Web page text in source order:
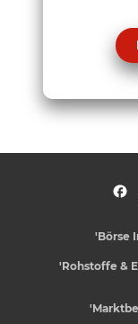
'Börse
'Rohstoffe &